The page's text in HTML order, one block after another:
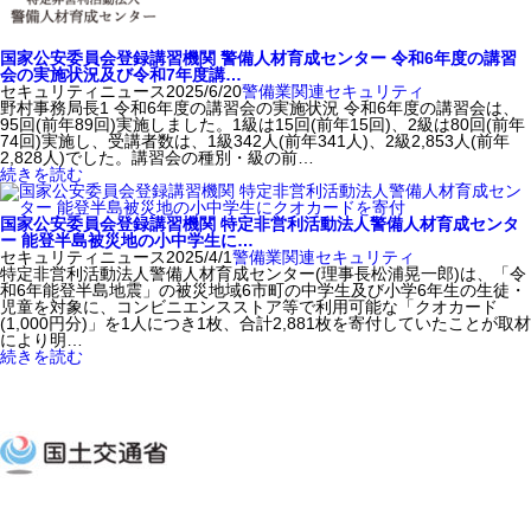
国家公安委員会登録講習機関 警備人材育成センター 令和6年度の講習
会の実施状況及び令和7年度講…
セキュリティニュース2025/6/20警備業関連セキュリティ
野村事務局長1 令和6年度の講習会の実施状況 令和6年度の講習会は、
95回(前年89回)実施しました。1級は15回(前年15回)、2級は80回(前年
74回)実施し、受講者数は、1級342人(前年341人)、2級2,853人(前年
2,828人)でした。講習会の種別・級の前…
続きを読む
国家公安委員会登録講習機関 特定非営利活動法人警備人材育成センタ
ー 能登半島被災地の小中学生に…
セキュリティニュース2025/4/1警備業関連セキュリティ
特定非営利活動法人警備人材育成センター(理事長松浦晃一郎)は、「令
和6年能登半島地震」の被災地域6市町の中学生及び小学6年生の生徒・
児童を対象に、コンビニエンスストア等で利用可能な「クオカード
(1,000円分)」を1人につき1枚、合計2,881枚を寄付していたことが取材
により明…
続きを読む